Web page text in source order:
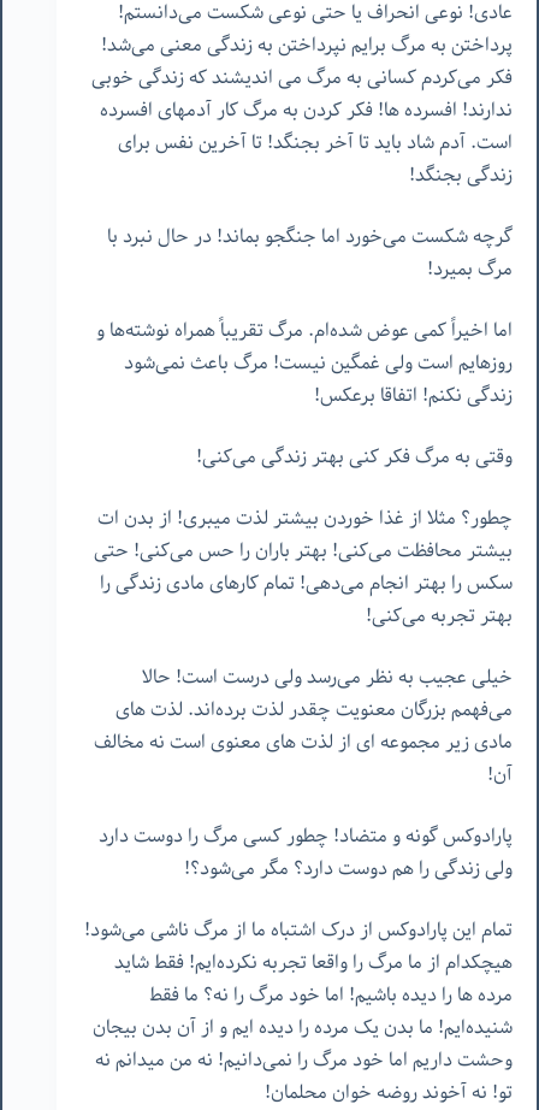
عادی! نوعی انحراف یا حتی نوعی شکست می‌دانستم!
پرداختن به مرگ برایم نپرداختن به زندگی معنی می‌شد!
فکر می‌کردم کسانی به مرگ می اندیشند که زندگی خوبی
ندارند! افسرده ها! فکر کردن به مرگ کار آدمهای افسرده
است. آدم شاد باید تا آخر بجنگد! تا آخرین نفس برای
زندگی بجنگد!
گرچه شکست می‌خورد اما جنگجو بماند! در حال نبرد با
مرگ بمیرد!
اما اخیراً کمی عوض شده‌ام. مرگ تقریباً همراه نوشته‌ها و
روزهایم است ولی غمگین نیست! مرگ باعث نمی‌شود
زندگی نکنم! اتفاقا برعکس!
وقتی به مرگ فکر کنی بهتر زندگی می‌کنی!
چطور؟ مثلا از غذا خوردن بیشتر لذت میبری! از بدن ات
بیشتر محافظت می‌کنی! بهتر باران را حس می‌کنی! حتی
سکس را بهتر انجام می‌دهی! تمام کارهای مادی زندگی را
بهتر تجربه می‌کنی!
خیلی عجیب به نظر می‌رسد ولی درست است! حالا
می‌فهمم بزرگان معنویت چقدر لذت برده‌اند. لذت های
مادی زیر مجموعه ای از لذت های معنوی است نه مخالف
آن!
پارادوکس گونه و متضاد! چطور کسی مرگ را دوست دارد
ولی زندگی را هم دوست دارد؟ مگر می‌شود؟!
تمام این پارادوکس از درک اشتباه ما از مرگ ناشی می‌شود!
هیچکدام از ما مرگ را واقعا تجربه نکرده‌ایم! فقط شاید
مرده ها را دیده باشیم! اما خود مرگ را نه؟ ما فقط
شنیده‌ایم! ما بدن یک مرده را دیده ایم و از آن بدن بیجان
وحشت داریم اما خود مرگ را نمی‌دانیم! نه من میدانم نه
تو! نه آخوند روضه خوان محلمان!